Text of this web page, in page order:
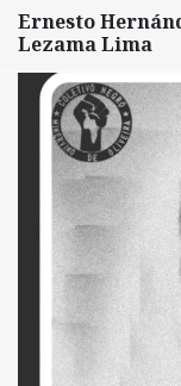
Ernesto
Lezama Lima